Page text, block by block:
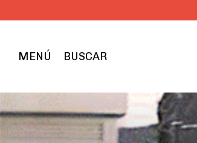
MENÚ BUSCAR